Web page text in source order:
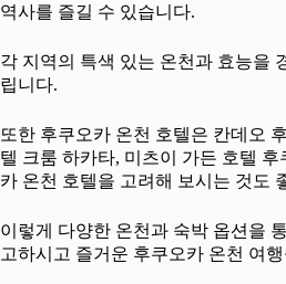
역사를 즐길 수 있습니다.
각 지역의 특색 있는 온천과 효능을
립니다.
또한 후쿠오카 온천 호텔은 칸데오
텔 크룸 하카타, 미츠이 가든 호텔
카 온천 호텔을 고려해 보시는 것도
이렇게 다양한 온천과 숙박 옵션을
고하시고 즐거운 후쿠오카 온천 여